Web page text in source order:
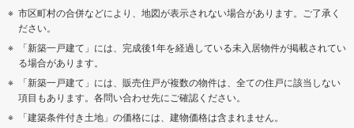
市区町村の合併などにより、地図が表示されない場合があります。ご了承く
ださい。
「新築一戸建て」には、完成後1年を経過している未入居物件が掲載されてい
る場合があります。
「新築一戸建て」には、販売住戸が複数の物件は、全ての住戸に該当しない
項目もあります。各問い合わせ先にご確認ください。
「建築条件付き土地」の価格には、建物価格は含まれません。